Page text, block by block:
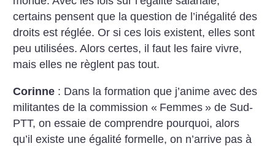
certains pensent que la question de l’inégalité des
droits est réglée. Or si ces lois existent, elles sont
peu utilisées. Alors certes, il faut les faire vivre,
mais elles ne règlent pas tout.
Corinne : Dans la formation que j’anime avec des
militantes de la commission « Femmes » de Sud-
PTT, on essaie de comprendre pourquoi, alors
qu’il existe une égalité formelle, on n’arrive pas à